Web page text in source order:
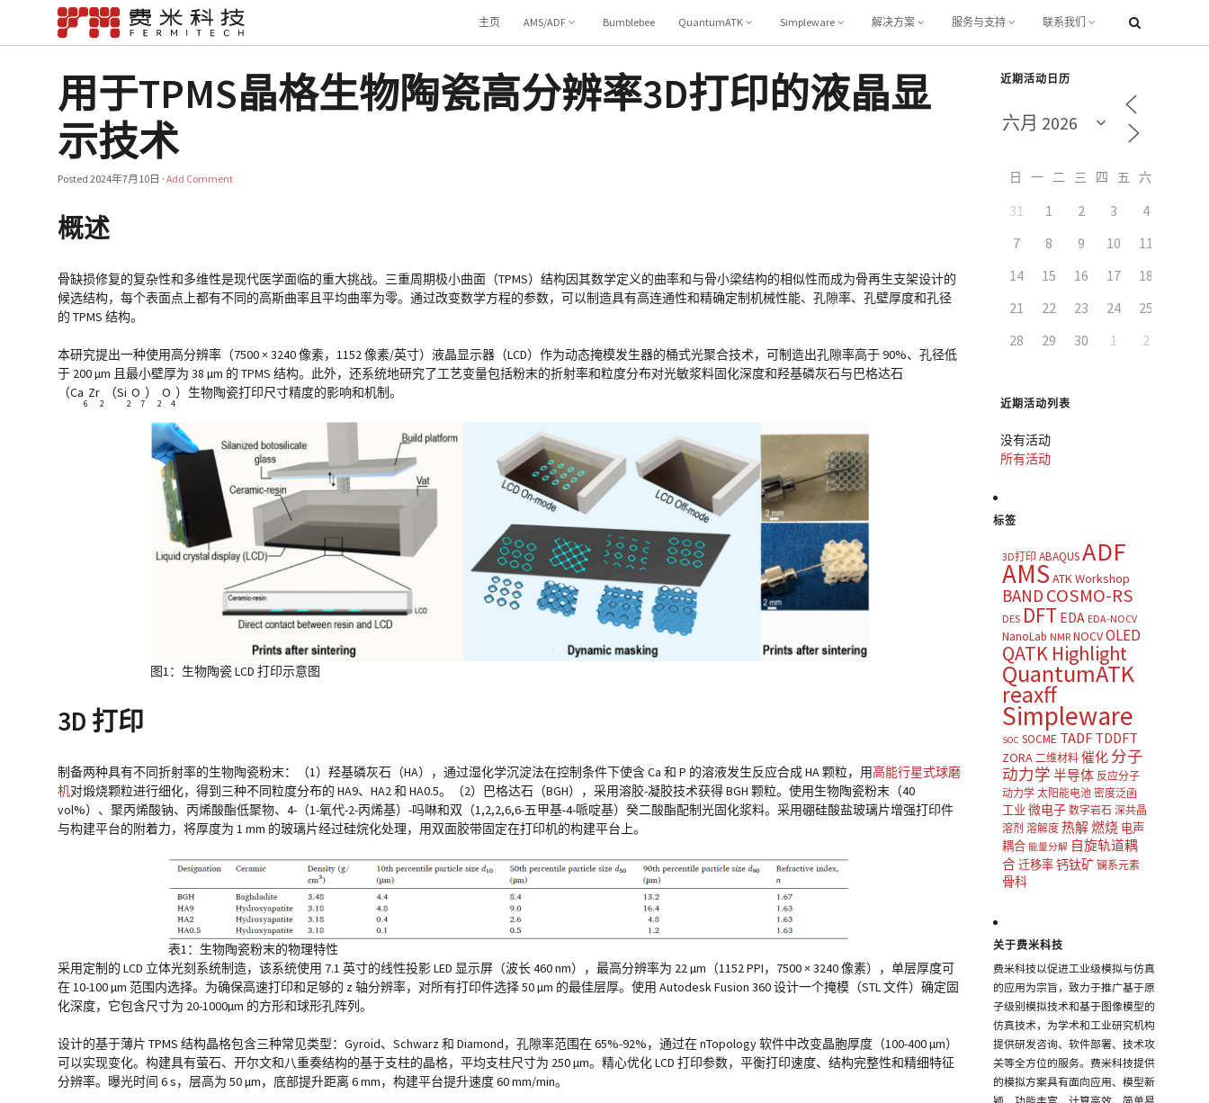
主页 AMS/ADF Bumblebee QuantumATK Simpleware 解决方案 服务与支持 联系我们
用于TPMS晶格生物陶瓷高分辨率3D打印的液晶显
示技术
Posted2024年7月10日 ·Add Comment
概述
骨缺损修复的复杂性和多维性是现代医学面临的重大挑战。三重周期极小曲面（TPMS）结构因其数学定义的曲率和与骨小梁结构的相似性而成为骨再生支架设计的
候选结构，每个表面点上都有不同的高斯曲率且平均曲率为零。通过改变数学方程的参数，可以制造具有高连通性和精确定制机械性能、孔隙率、孔壁厚度和孔径
的 TPMS 结构。
本研究提出一种使用高分辨率（7500 × 3240 像素，1152 像素/英寸）液晶显示器（LCD）作为动态掩模发生器的桶式光聚合技术，可制造出孔隙率高于 90%、孔径低
于 200 µm 且最小壁厚为 38 µm 的 TPMS 结构。此外，还系统地研究了工艺变量包括粉末的折射率和粒度分布对光敏浆料固化深度和羟基磷灰石与巴格达石
（Ca
6
Zr
2
（Si
2
O
7
）
2
O
4
）生物陶瓷打印尺寸精度的影响和机制。
图1：生物陶瓷 LCD 打印示意图
3D 打印
制备两种具有不同折射率的生物陶瓷粉末：（1）羟基磷灰石（HA），通过湿化学沉淀法在控制条件下使含 Ca 和 P 的溶液发生反应合成 HA 颗粒，用高能行星式球磨
机对煅烧颗粒进行细化，得到三种不同粒度分布的 HA9、HA2 和 HA0.5。（2）巴格达石（BGH），采用溶胶-凝胶技术获得 BGH 颗粒。使用生物陶瓷粉末（40
vol%）、聚丙烯酸钠、丙烯酸酯低聚物、4-（1-氧代-2-丙烯基）-吗啉和双（1,2,2,6,6-五甲基-4-哌啶基）癸二酸酯配制光固化浆料。采用硼硅酸盐玻璃片增强打印件
与构建平台的附着力，将厚度为 1 mm 的玻璃片经过硅烷化处理，用双面胶带固定在打印机的构建平台上。
表1：生物陶瓷粉末的物理特性
采用定制的 LCD 立体光刻系统制造，该系统使用 7.1 英寸的线性投影 LED 显示屏（波长 460 nm），最高分辨率为 22 µm（1152 PPI，7500 × 3240 像素），单层厚度可
在 10-100 µm 范围内选择。为确保高速打印和足够的 z 轴分辨率，对所有打印件选择 50 µm 的最佳层厚。使用 Autodesk Fusion 360 设计一个掩模（STL 文件）确定固
化深度，它包含尺寸为 20-1000µm 的方形和球形孔阵列。
设计的基于薄片 TPMS 结构晶格包含三种常见类型：Gyroid、Schwarz 和 Diamond，孔隙率范围在 65%-92%，通过在 nTopology 软件中改变晶胞厚度（100-400 µm）
可以实现变化。构建具有萤石、开尔文和八重奏结构的基于支柱的晶格，平均支柱尺寸为 250 µm。精心优化 LCD 打印参数，平衡打印速度、结构完整性和精细特征
分辨率。曝光时间 6 s，层高为 50 µm，底部提升距离 6 mm，构建平台提升速度 60 mm/min。
近期活动日历
日 一 二 三 四 五
31 1 2 3 4
7
8 9 10 11
14
15 16 17 18
21
22 23 24 25
28
29 30 1 2
近期活动列表
没有活动
所有活动
标签
3D打印 ABAQUSADF
AMS ATK Workshop
BAND COSMO-RS
DES DFT EDA EDA-NOCV
NanoLab NMR NOCVOLED
QATK Highlight
QuantumATK
reaxff
Simpleware
SOC SOCME TADF TDDFT
ZORA 二维材料 催化 分子
动力学 半导体 反应分子
动力学 太阳能电池 密度泛函
工业 微电子 数字岩石 深共晶
溶剂 溶解度 热解燃烧 电声
耦合 能量分解 自旋轨道耦
合迁移率钙钛矿 镧系元素
骨科
关于费米科技
费米科技以促进工业级模拟与仿真
的应用为宗旨，致力于推广基于原
子级别模拟技术和基于图像模型的
仿真技术，为学术和工业研究机构
提供研发咨询、软件部署、技术攻
关等全方位的服务。费米科技提供
的模拟方案具有面向应用、模型新